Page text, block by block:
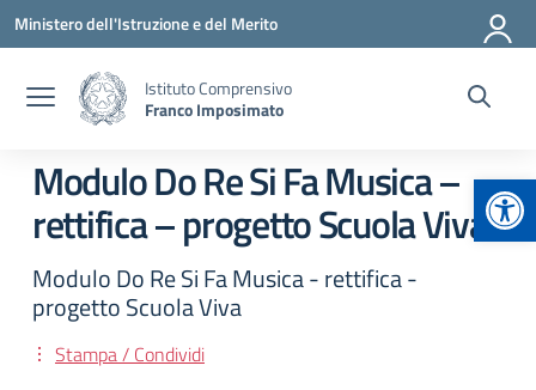
Vai ai contenuti
Vai al menu di navigazione
Vai al footer
Ministero dell'Istruzione e del Merito
Istituto Comprensivo
Franco Imposimato
Modulo Do Re Si Fa Musica –
rettifica – progetto Scuola Viva
Modulo Do Re Si Fa Musica - rettifica -
progetto Scuola Viva
Stampa / Condividi